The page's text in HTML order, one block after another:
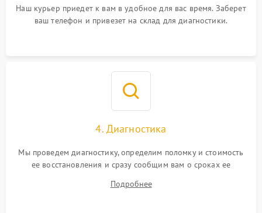
Наш курьер приедет к вам в удобное для вас время. Заберет
ваш телефон и привезет на склад для диагностики.
4. Диагностика
Мы проведем диагностику, определим поломку и стоимость
ее восстановления и сразу сообщим вам о сроках ее
Подробнее